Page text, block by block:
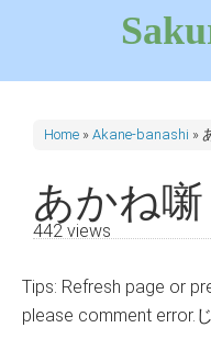
Home » Akane-banashi »
あかね
442 views
Tips: Refresh page or
please comment error.